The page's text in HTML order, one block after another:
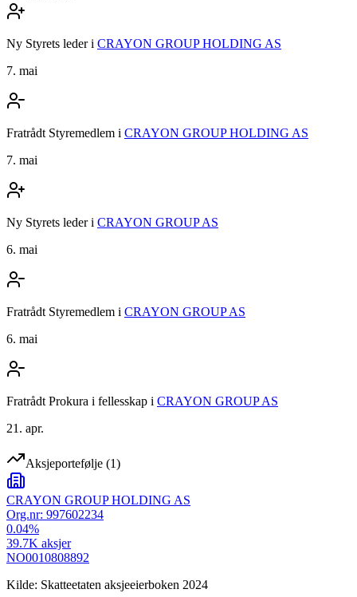
Ny Styrets lederi CRAYON GROUP HOLDING AS
7. mai
Fratrådt Styremedlem i CRAYON GROUP HOLDING AS
7. mai
Ny Styrets lederi CRAYON GROUP AS
6. mai
Fratrådt Styremedlem i CRAYON GROUP AS
6. mai
Fratrådt Prokura i fellesskap i CRAYON GROUP AS
21. apr.
Aksjeportefølje (1)
CRAYON GROUP HOLDING AS
Org.nr: 997602234
0.04%
39.7K aksjer
NO0010808892
Kilde: Skatteetaten aksjeeierboken 2024